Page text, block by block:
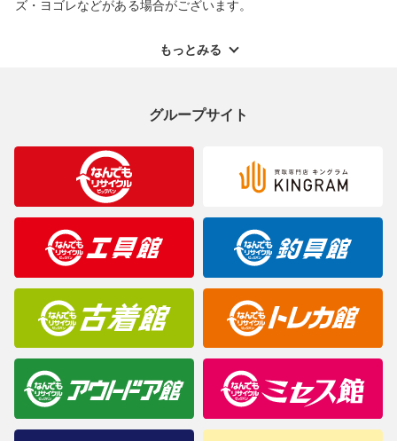
ズ・ヨゴレなどがある場合がございます。
ご理解くださいますようお願い申し上げます。
合がございますのでご了承ください。
※表記したカラー名は、当社が判断した名称を掲載しています。
製造元が定めたカラー名と異なることもあります。色調などご不
明なことがありましたらご購入前にお問い合わせください。
商品について
もっとみる
グループサイト